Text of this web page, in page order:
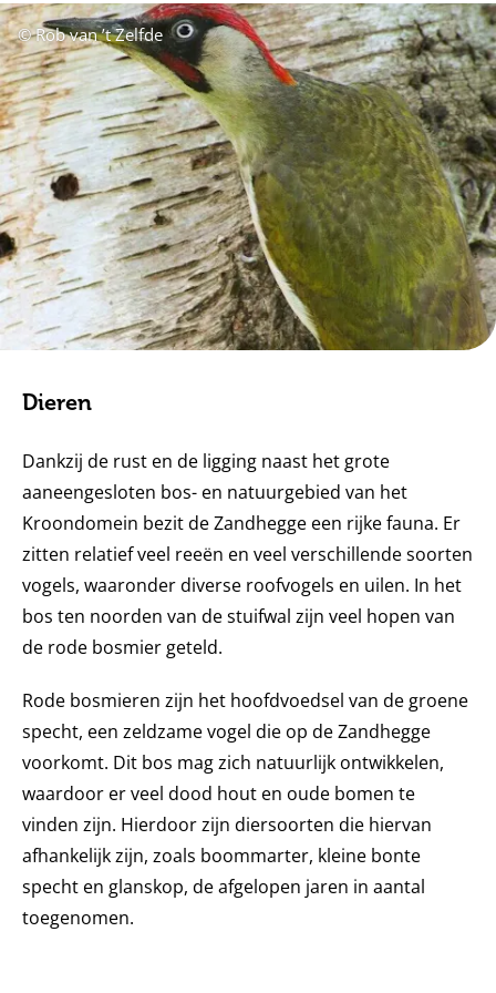
© Rob van ’t Zelfde
Dieren
Dankzij de rust en de ligging naast het grote
aaneengesloten bos- en natuurgebied van het
Kroondomein bezit de Zandhegge een rijke fauna. Er
zitten relatief veel reeën en veel verschillende soorten
vogels, waaronder diverse roofvogels en uilen. In het
bos ten noorden van de stuifwal zijn veel hopen van
de rode bosmier geteld.
Rode bosmieren zijn het hoofdvoedsel van de groene
specht, een zeldzame vogel die op de Zandhegge
voorkomt. Dit bos mag zich natuurlijk ontwikkelen,
waardoor er veel dood hout en oude bomen te
vinden zijn. Hierdoor zijn diersoorten die hiervan
afhankelijk zijn, zoals boommarter, kleine bonte
specht en glanskop, de afgelopen jaren in aantal
toegenomen.